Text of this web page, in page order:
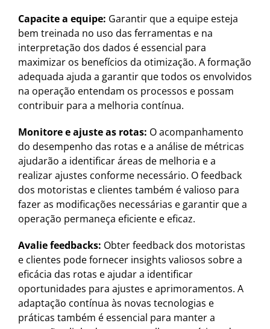
Capacite a equipe: Garantir que a equipe esteja
bem treinada no uso das ferramentas e na
interpretação dos dados é essencial para
maximizar os benefícios da otimização. A formação
adequada ajuda a garantir que todos os envolvidos
na operação entendam os processos e possam
contribuir para a melhoria contínua.
Monitore e ajuste as rotas: O acompanhamento
do desempenho das rotas e a análise de métricas
ajudarão a identificar áreas de melhoria e a
realizar ajustes conforme necessário. O feedback
dos motoristas e clientes também é valioso para
fazer as modificações necessárias e garantir que a
operação permaneça eficiente e eficaz.
Avalie feedbacks: Obter feedback dos motoristas
e clientes pode fornecer insights valiosos sobre a
eficácia das rotas e ajudar a identificar
oportunidades para ajustes e aprimoramentos. A
adaptação contínua às novas tecnologias e
práticas também é essencial para manter a